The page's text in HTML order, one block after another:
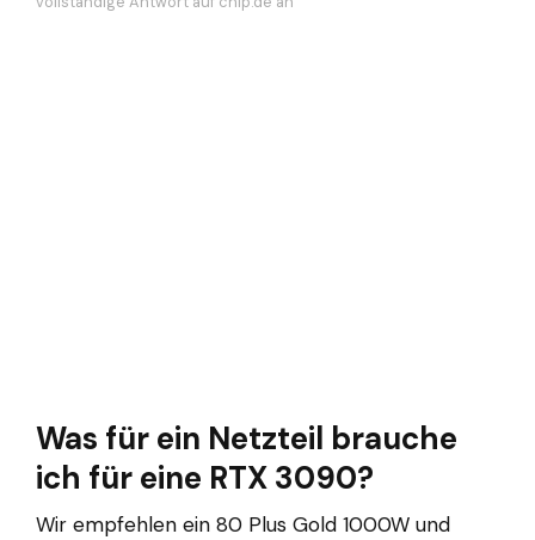
Was für ein Netzteil brauche
ich für eine RTX 3090?
Wir empfehlen ein 80 Plus Gold 1000W und